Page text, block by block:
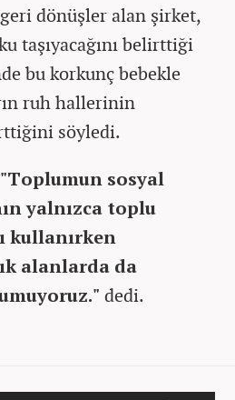
dönüşler alan şirket,
taşıyacağını belirttiği
bu korkunç bebekle
ruh hallerinin
söyledi.
"Toplumun sosyal
yalnızca toplu
kullanırken
alanlarda da
dedi.